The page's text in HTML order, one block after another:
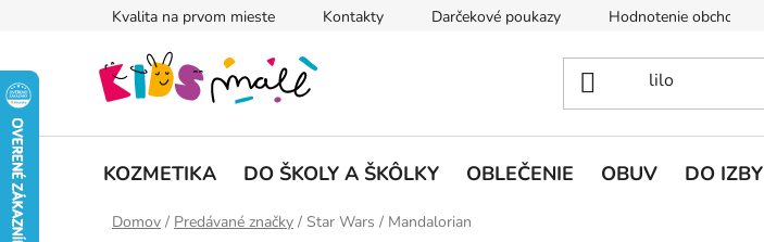
Kvalita na prvom mieste Kontakty Darčekové poukazy Hodnotenie obchodu
KOZMETIKA DO ŠKOLY A ŠKÔLKY OBLEČENIE OBUV DO IZBY
Domov / Predávané značky / Star Wars / Mandalorian